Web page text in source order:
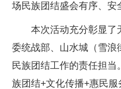
场民族团结盛会有序、安
本次活动充分彰显了
委统战部、山水城（雪浪
民族团结工作的责任担当
族团结+文化传播+惠民